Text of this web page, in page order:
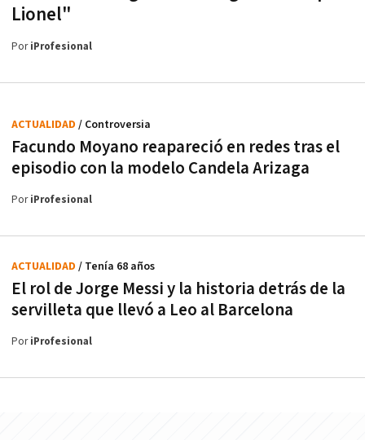
Lionel"
PoriProfesional
Facundo Moyano reapareció en redes tras el
episodio con la modelo Candela Arizaga
ACTUALIDAD / Controversia
PoriProfesional
El rol de Jorge Messi y la historia detrás de la
servilleta que llevó a Leo al Barcelona
ACTUALIDAD / Tenía 68 años
PoriProfesional